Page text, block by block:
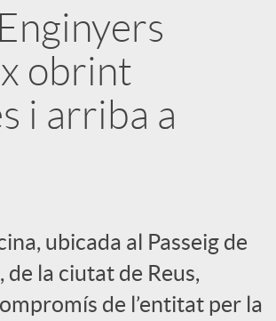
obrint
i arriba a
ubicada al Passeig de
de la ciutat de Reus,
de l’entitat per la